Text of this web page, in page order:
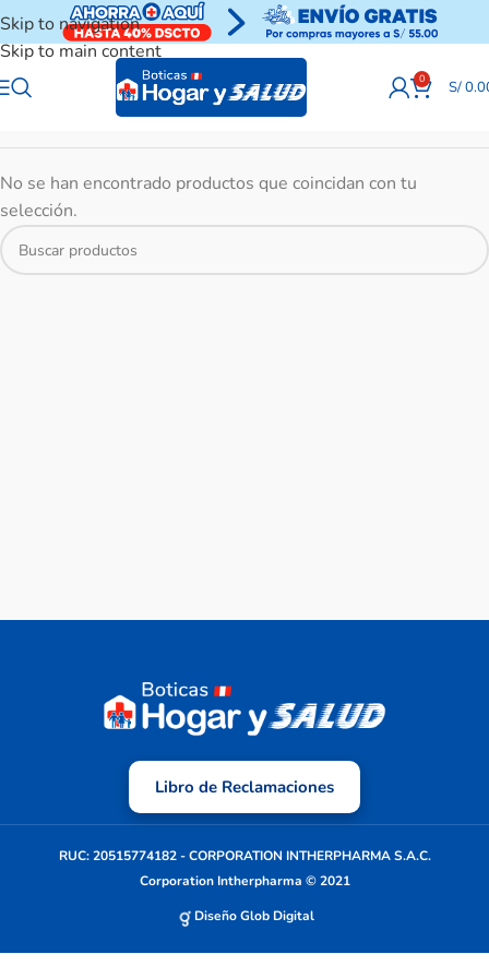
Skip to navigation
Skip to main content
0 S/
No se han encontrado productos que coincidan con tu
selección.
Libro de Reclamaciones
RUC: 20515774182 - CORPORATION INTHERPHARMA S.A.C.
Corporation Intherpharma © 2021
Diseño Glob Digital